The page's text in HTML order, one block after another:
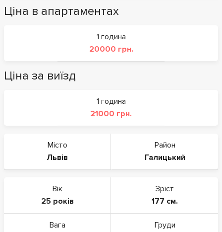
Ціна в апартаментах
1 година
20000 грн.
Ціна за виїзд
1 година
21000 грн.
Місто
Львів
Район
Галицький
Вік
25 років
Зріст
177 см.
Вага
Груди